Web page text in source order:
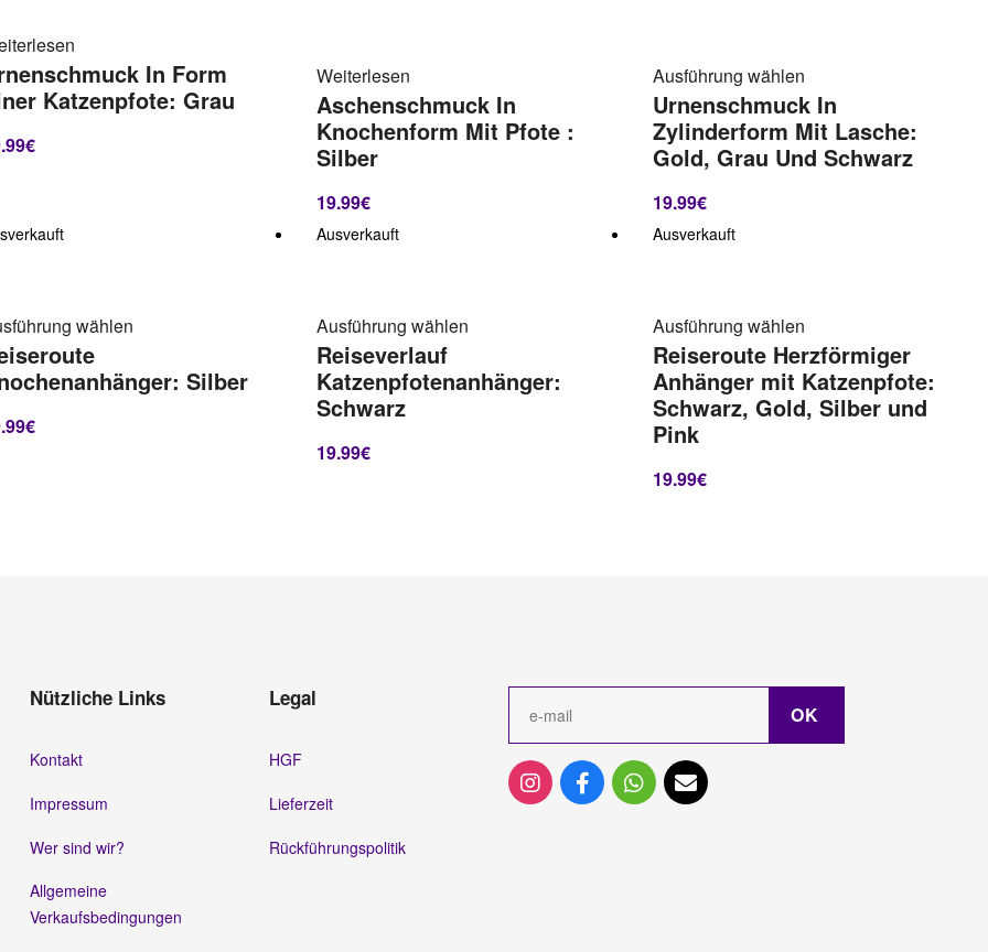
In Form
Katzenpfote: Grau
€
Weiterlesen
Aschenschmuck In
Knochenform Mit Pfote :
Silber
19.99€
Ausführung wählen
Urnenschmuck In
Zylinderform Mit Lasche:
Gold, Grau Und Schwarz
19.99€
wählen
Silber
€
Ausverkauft
Ausführung wählen
Reiseverlauf
Katzenpfotenanhänger:
Schwarz
19.99€
Ausverkauft
Ausführung wählen
Reiseroute Herzförmiger
Anhänger mit Katzenpfote:
Schwarz, Gold, Silber und
Pink
19.99€
Nützliche Links
Kontakt
Impressum
Wer sind wir?
Allgemeine
Verkaufsbedingungen
Legal
HGF
Lieferzeit
Rückführungspolitik
OK